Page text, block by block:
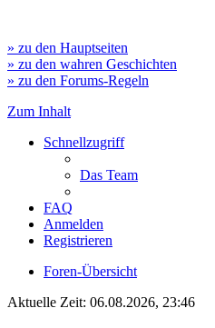
» zu den Hauptseiten
» zu den wahren Geschichten
» zu den Forums-Regeln
Zum Inhalt
Schnellzugriff
Das Team
FAQ
Anmelden
Registrieren
Foren-Übersicht
Aktuelle Zeit: 06.08.2026, 23:46